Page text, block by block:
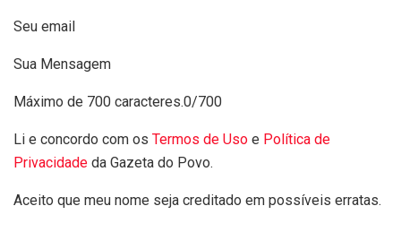
Seu email
Sua Mensagem
Máximo de 700 caracteres.0/700
Li e concordo com os Termos de Uso e Política de
Privacidade da Gazeta do Povo.
Aceito que meu nome seja creditado em possíveis erratas.